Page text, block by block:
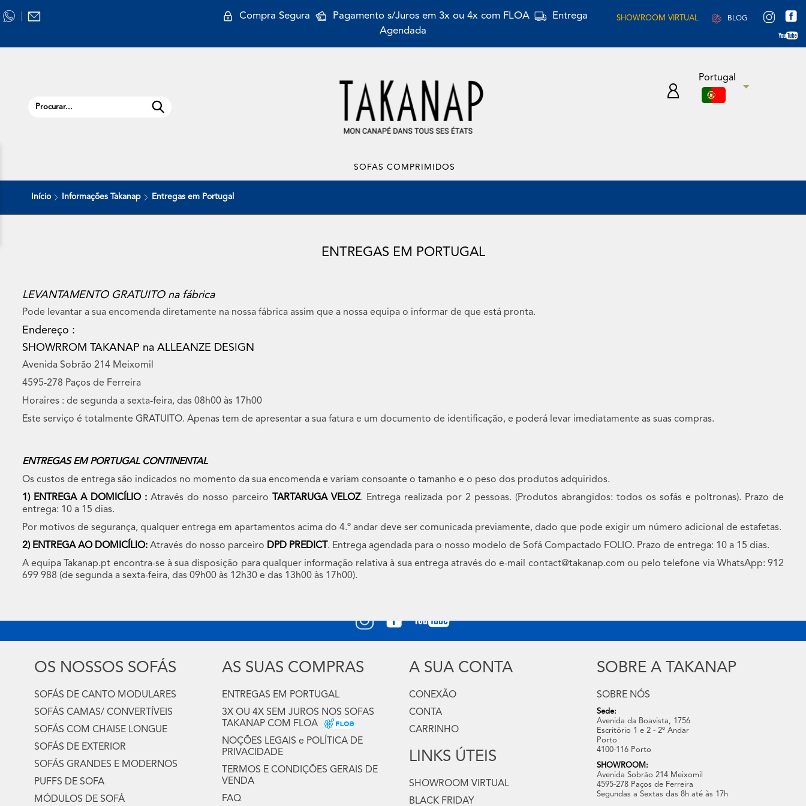
Compra Segura Pagamento s/Juros em 3x ou 4x com FLOA
Entrega
Agendada
SHOWROOM VIRTUAL BLOG
Portugal
SOFAS COMPRIMIDOS
Início Informações Takanap Entregas em Portugal
ENTREGAS EM PORTUGAL
LEVANTAMENTO GRATUITO na fábrica
Pode levantar a sua encomenda diretamente na nossa fábrica assim que a nossa equipa o informar de que está pronta.
Endereço :
SHOWRROM TAKANAP na ALLEANZE DESIGN
Avenida Sobrão 214 Meixomil
4595-278 Paços de Ferreira
Horaires : de segunda a sexta-feira, das 08h00 às 17h00
Este serviço é totalmente GRATUITO. Apenas tem de apresentar a sua fatura e um documento de identificação, e poderá levar imediatamente as suas compras.
ENTREGAS EM PORTUGAL CONTINENTAL
Os custos de entrega são indicados no momento da sua encomenda e variam consoante o tamanho e o peso dos produtos adquiridos.
1) ENTREGA A DOMICÍLIO : Através do nosso parceiro TARTARUGA VELOZ. Entrega realizada por 2 pessoas. (Produtos abrangidos: todos os sofás e poltronas). Prazo de
entrega: 10 a 15 dias.
Por motivos de segurança, qualquer entrega em apartamentos acima do 4.º andar deve ser comunicada previamente, dado que pode exigir um número adicional de estafetas.
2) ENTREGA AO DOMICÍLIO: Através do nosso parceiro DPD PREDICT. Entrega agendada para o nosso modelo de Sofá Compactado FOLIO. Prazo de entrega: 10 a 15 dias.
A equipa Takanap.pt encontra-se à sua disposição para qualquer informação relativa à sua entrega através do e-mail contact@takanap.com ou pelo telefone via WhatsApp: 912
699 988 (de segunda a sexta-feira, das 09h00 às 12h30 e das 13h00 às 17h00).
OS NOSSOS SOFÁS
SOFÁS DE CANTO MODULARES
SOFÁS CAMAS/ CONVERTÍVEIS
SOFÁS COM CHAISE LONGUE
SOFÁS DE EXTERIOR
SOFÁS GRANDES E MODERNOS
PUFFS DE SOFA
MÓDULOS DE SOFÁ
AS SUAS COMPRAS
ENTREGAS EM PORTUGAL
3X OU 4X SEM JUROS NOS SOFAS
TAKANAP COM FLOA
NOÇÕES LEGAIS e POLÍTICA DE
PRIVACIDADE
TERMOS E CONDIÇÕES GERAIS DE
VENDA
FAQ
A SUA CONTA
CONEXÃO
CONTA
CARRINHO
LINKS ÚTEIS
SHOWROOM VIRTUAL
BLACK FRIDAY
SOBRE A TAKANAP
SOBRE NÓS
Sede:
Avenida da Boavista, 1756
Escritório 1 e 2 - 2º Andar
Porto
4100-116 Porto
SHOWROOM:
Avenida Sobrão 214 Meixomil
4595-278 Paços de Ferreira
Segundas a Sextas das 8h até às 17h